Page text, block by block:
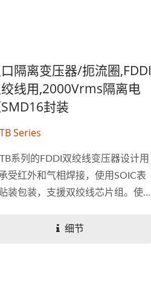
隔离变压器/扼流圈,FDDI
线用,2000Vrms隔离电
封装
Series
系列的FDDI双绞线变压器设计用
受红外和气相焊接，使用SOIC表
装包装，支援双绞线芯片组。使
为不断往前探索新技术的专业制造
细节